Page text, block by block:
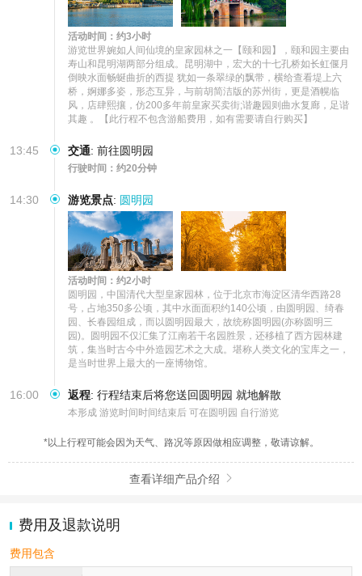
活动时间：约3小时
游览世界婉如人间仙境的皇家园林之一【颐和园】，颐和园主要由
寿山和昆明湖两部分组成。昆明湖中，宏大的十七孔桥如长虹偃月
倒映水面畅蜒曲折的西提 犹如一条翠绿的飘带，横给查看堤上六
桥，婀娜多姿，形态互异，与前胡简洁版的苏州街，更是酒幌临
风，店肆熙攘，仿200多年前皇家买卖街;谐趣园则曲水复廊，足谐
其趣 。【此行程不包含游船费用，如有需要请自行购买】
13:45 交通: 前往圆明园
行驶时间：约20分钟
14:30 游览景点: 圆明园
活动时间：约2小时
圆明园，中国清代大型皇家园林，位于北京市海淀区清华西路28
号，占地350多公顷，其中水面面积约140公顷，由圆明园、绮春
园、长春园组成，而以圆明园最大，故统称圆明园(亦称圆明三
园)。圆明园不仅汇集了江南若干名园胜景，还移植了西方园林建
筑，集当时古今中外造园艺术之大成。堪称人类文化的宝库之一，
是当时世界上最大的一座博物馆。
16:00 返程: 行程结束后将您送回圆明园 就地解散
本形成 游览时间时间结束后 可在圆明园 自行游览
*以上行程可能会因为天气、路况等原因做相应调整，敬请谅解。
查看详细产品介绍 
费用及退款说明
费用包含